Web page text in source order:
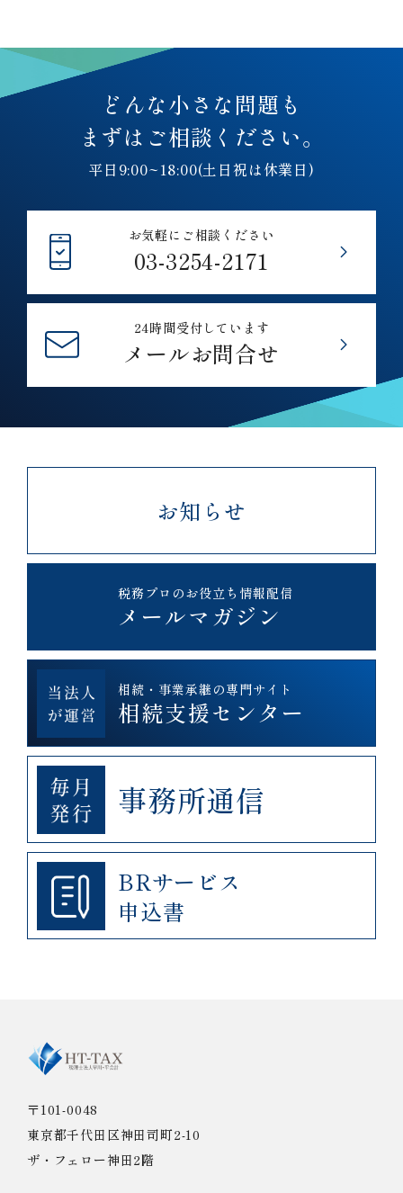
どんな小さな問題も
まずはご相談ください。
平日9:00~18:00(土日祝は休業日)
お気軽にご相談ください
03-3254-2171
24時間受付しています
メールお問合せ
お知らせ
税務プロのお役立ち情報配信
メールマガジン
相続・事業承継の専門サイト
相続支援センター
事務所通信
BRサービス
申込書
〒101-0048
東京都千代田区神田司町2-10
ザ・フェロー神田2階